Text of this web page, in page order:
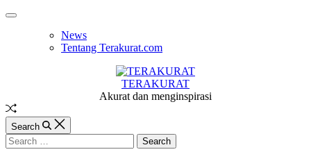
Skip
Off
News
Tentang Terakurat.com
TERAKURAT
Akurat dan menginspirasi
Random
Article
Search
Search
for: